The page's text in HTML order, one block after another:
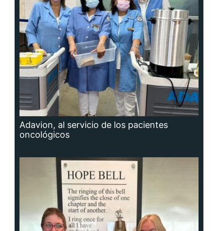
Adavion, al servicio de los pacientes
oncológicos